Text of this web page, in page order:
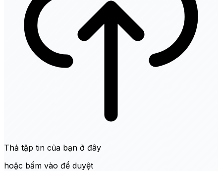
Thả tập tin của bạn ở đây
hoặc bấm vào để duyệt